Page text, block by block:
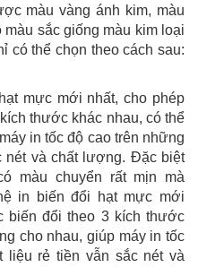
màu vàng ánh kim, màu
sắc giống màu kim loại
có thể chọn theo cách sau:
mực mới nhất, cho phép
thước khác nhau, có thể
in tốc độ cao trên những
nét và chất lượng. Đặc biệt
màu chuyển rất mịn mà
in biến đổi hạt mực mới
biến đổi theo 3 kích thước
cho nhau, giúp máy in tốc
liệu rẻ tiền vẫn sắc nét và